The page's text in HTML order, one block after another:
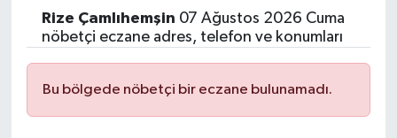
Rize Çamlıhemşin 07 Ağustos 2026 Cuma
nöbetçi eczane adres, telefon ve konumları
Bu bölgede nöbetçi bir eczane bulunamadı.
Yaşam